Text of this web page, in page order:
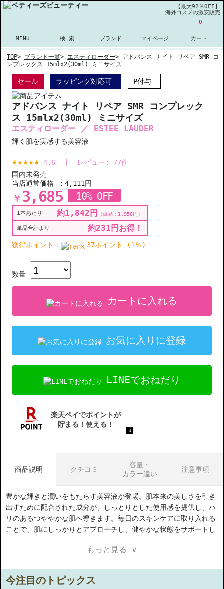
【最大92％OFF】
海外コスメの激安販売
MENU 検 索 ブランド マイページ
0
カート
TOP> ブランド一覧> エスティローダー> アドバンス ナイト リペア SMR コ
ンプレックス 15mlx2(30ml) ミニサイズ
セール ラッピング対応可 P付与
アドバンス ナイト リペア SMR コンプレック
ス 15mlx2(30ml) ミニサイズ
エスティローダー ／ ESTEE LAUDER
輝く肌を実感する美容液
4.6 レビュー: 77件
国内未発売
当店通常価格 ：4,111円
￥ 3,685 10% OFF
1本あたり 約1,842円 （単品：1,958円）
単品合計より 約231円お得！
獲得ポイント： 37ポイント (1％)
数量
カートに入れる
お気に入りに登録
LINEでおねだり
商品説明 クチコミ
容量・
カラー違い
注意事項
豊かな輝きと潤いをもたらす美容液が登場。肌本来の美しさを引き
出すために配合された成分が、しっとりとした使用感を提供し、ハ
リのあるつややかな肌へ導きます。毎日のスキンケアに取り入れる
ことで、肌にしっかりとアプローチし、健やかな状態をサポートし
いを感じることができる一品です。
【商品の特徴】
肌のリズムに寄り添う-昼夜を通じて肌をサポートし、乾燥から守
もっと見る ∨
今注目のトピックス